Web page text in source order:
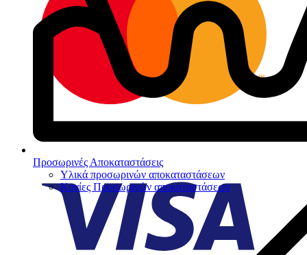
Προσωρινές Αποκαταστάσεις
Υλικά προσωρινών αποκαταστάσεων
Κονίες Προσωρινών αποκαταστάσεων